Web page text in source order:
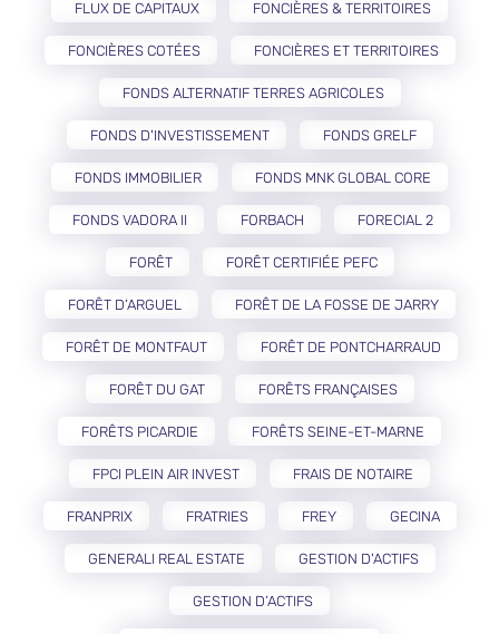
FLUX DE CAPITAUX FONCIÈRES & TERRITOIRES
FONCIÈRES COTÉES FONCIÈRES ET TERRITOIRES
FONDS ALTERNATIF TERRES AGRICOLES
FONDS D'INVESTISSEMENT FONDS GRELF
FONDS IMMOBILIER FONDS MNK GLOBAL CORE
FONDS VADORA II FORBACH FORECIAL 2
FORÊT FORÊT CERTIFIÉE PEFC
FORÊT D’ARGUEL FORÊT DE LA FOSSE DE JARRY
FORÊT DE MONTFAUT FORÊT DE PONTCHARRAUD
FORÊT DU GAT FORÊTS FRANÇAISES
FORÊTS PICARDIE FORÊTS SEINE-ET-MARNE
FPCI PLEIN AIR INVEST FRAIS DE NOTAIRE
FRANPRIX FRATRIES FREY GECINA
GENERALI REAL ESTATE GESTION D'ACTIFS
GESTION D’ACTIFS